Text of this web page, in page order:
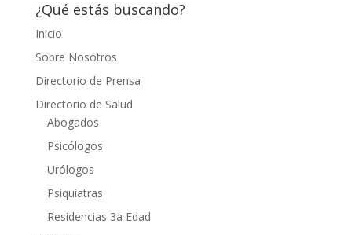
¿Qué estás buscando?
Inicio
Sobre Nosotros
Directorio de Prensa
Directorio de Salud
Abogados
Psicólogos
Urólogos
Psiquiatras
Residencias 3a Edad